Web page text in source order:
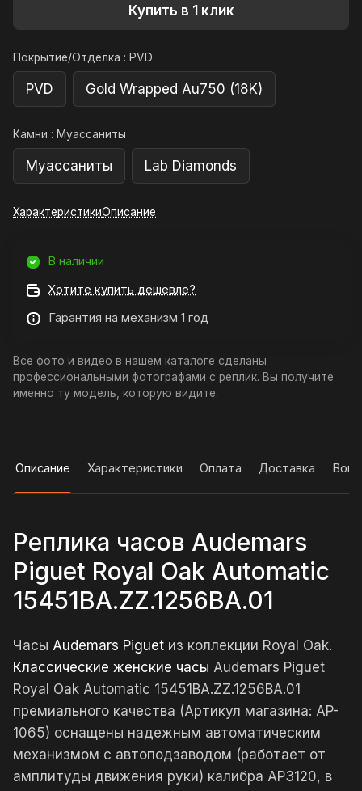
Купить в 1 клик
Покрытие/Отделка : PVD
PVD Gold Wrapped Au750 (18K)
Камни : Муассаниты
Муассаниты Lab Diamonds
ХарактеристикиОписание
В наличии
Хотите купить дешевле?
Гарантия на механизм 1 год
Все фото и видео в нашем каталоге сделаны
профессиональными фотографами с реплик. Вы получите
именно ту модель, которую видите.
Описание Характеристики Оплата Доставка
Реплика часов Audemars
Piguet Royal Oak Automatic
15451BA.ZZ.1256BA.01
Часы Audemars Piguet из коллекции Royal Oak.
Классические женские часы Audemars Piguet
Royal Oak Automatic 15451BA.ZZ.1256BA.01
премиального качества (Артикул магазина: AP-
1065) оснащены надежным автоматическим
механизмом с автоподзаводом (работает от
амплитуды движения руки) калибра AP3120, в